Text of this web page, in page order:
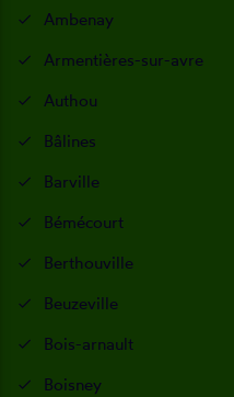
Ambenay
Armentières-sur-avre
Authou
Bâlines
Barville
Bémécourt
Berthouville
Beuzeville
Bois-arnault
Boisney